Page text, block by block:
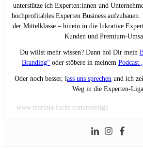
unterstütze ich Experten:innen und
hochprofitables Experten Business
der Mittelklasse – hinein in die lukrative
Kunden und Premium-
Du willst mehr wissen? Dann hol Dir mein
Branding“ oder stöbere in meinem Podcast
Oder noch besser, lass uns sprechen und ich
Weg in die Experten-
www.martina-fuchs.com/redesign